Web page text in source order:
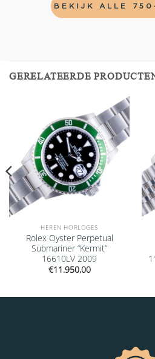
BEKIJK ALLE
GERELATEERDE
Add to
wishlist
HEREN HORLOGES
Rolex Oyster Perpetual
Submariner “Kermit”
16610LV 2009
€11.950,00